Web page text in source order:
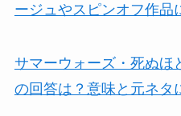
ージュやスピンオフ作品
サマーウォーズ・死ぬほ
の回答は？意味と元ネタ